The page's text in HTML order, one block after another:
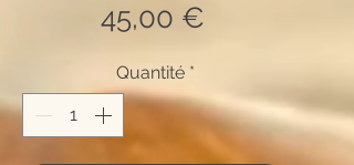
45,00 €
Quantité *